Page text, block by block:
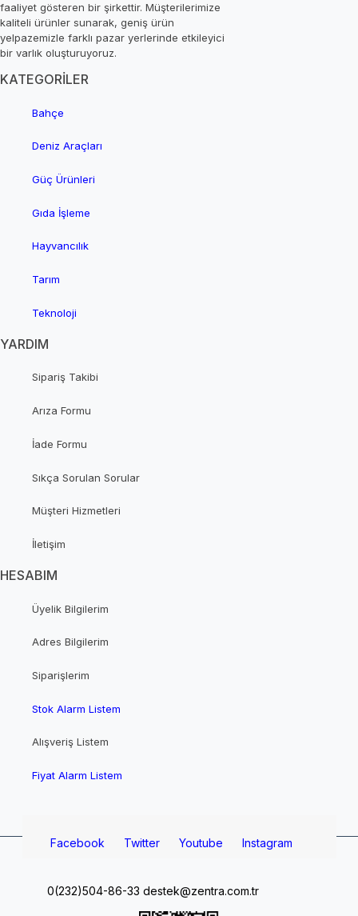
faaliyet gösteren bir şirkettir. Müşterilerimize
kaliteli ürünler sunarak, geniş ürün
yelpazemizle farklı pazar yerlerinde etkileyici
bir varlık oluşturuyoruz.
KATEGORİLER
Bahçe
Deniz Araçları
Güç Ürünleri
Gıda İşleme
Hayvancılık
Tarım
Teknoloji
YARDIM
Sipariş Takibi
Arıza Formu
İade Formu
Sıkça Sorulan Sorular
Müşteri Hizmetleri
İletişim
HESABIM
Üyelik Bilgilerim
Adres Bilgilerim
Siparişlerim
Stok Alarm Listem
Alışveriş Listem
Fiyat Alarm Listem
Facebook Twitter Youtube Instagram
0(232)504-86-33 destek@zentra.com.tr